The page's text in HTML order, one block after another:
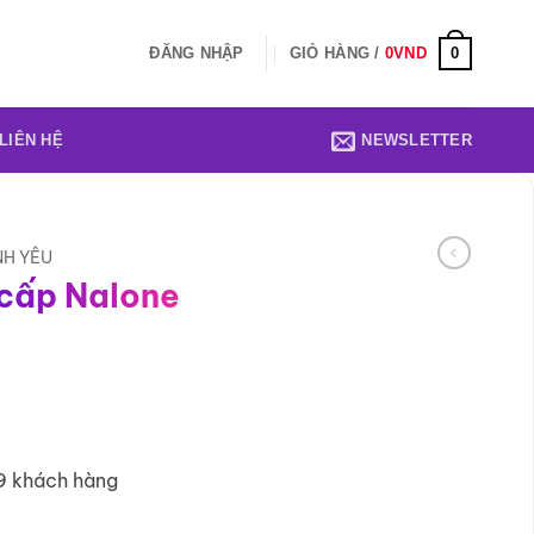
ĐĂNG NHẬP GIỎ HÀNG / 0VND 0
LIÊN HỆ NEWSLETTER
YÊU
Nalone
khách hàng